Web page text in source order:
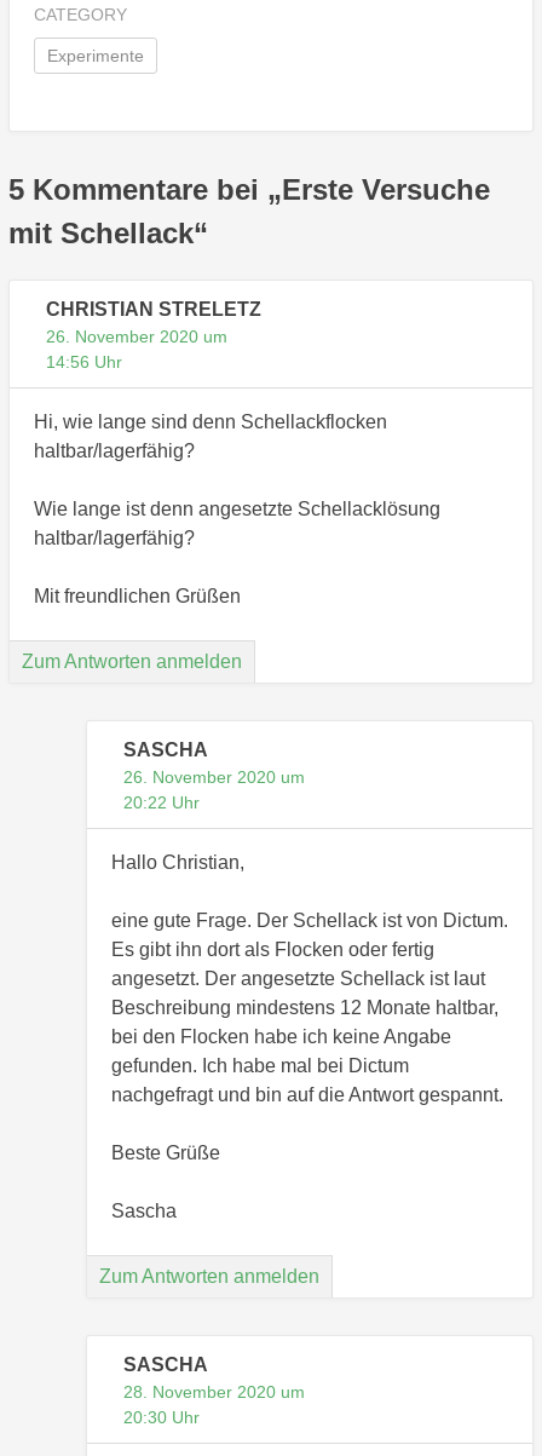
CATEGORY
Experimente
5 Kommentare bei „Erste Versuche
mit Schellack“
CHRISTIAN STRELETZ
26. November 2020 um
14:56 Uhr
Hi, wie lange sind denn Schellackflocken
haltbar/lagerfähig?
Wie lange ist denn angesetzte Schellacklösung
haltbar/lagerfähig?
Mit freundlichen Grüßen
Zum Antworten anmelden
SASCHA
26. November 2020 um
20:22 Uhr
Hallo Christian,
eine gute Frage. Der Schellack ist von Dictum.
Es gibt ihn dort als Flocken oder fertig
angesetzt. Der angesetzte Schellack ist laut
Beschreibung mindestens 12 Monate haltbar,
bei den Flocken habe ich keine Angabe
gefunden. Ich habe mal bei Dictum
nachgefragt und bin auf die Antwort gespannt.
Beste Grüße
Sascha
Zum Antworten anmelden
SASCHA
28. November 2020 um
20:30 Uhr